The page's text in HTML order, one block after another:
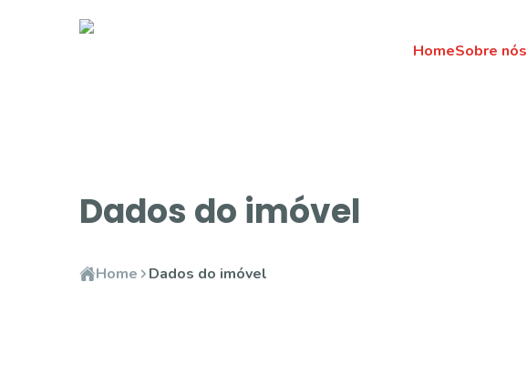
HomeSobre nós
Dados do imóvel
Home Dados do imóvel